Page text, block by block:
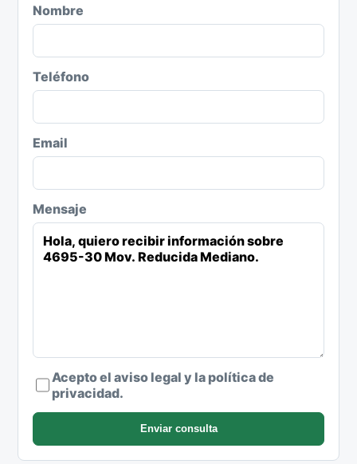
Nombre
Teléfono
Email
Mensaje
Acepto el aviso legal y la política de
privacidad.
Enviar consulta